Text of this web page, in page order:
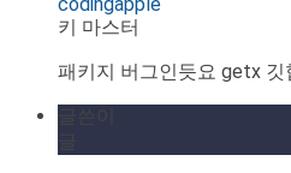
키 마스터
패키지 버그인듯요 getx